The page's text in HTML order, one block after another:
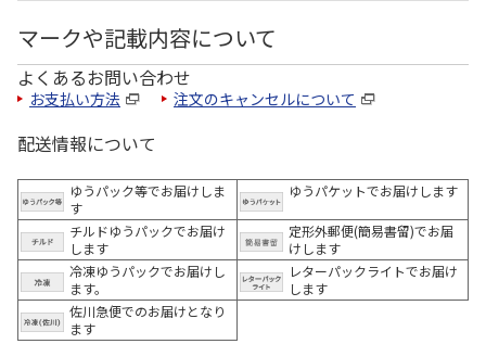
マークや記載内容について
よくあるお問い合わせ
お支払い方法 注文のキャンセルについて
配送情報について
ゆうパック等でお届けしま
す
ゆうパケットでお届けします
チルドゆうパックでお届け
します
定形外郵便(簡易書留)でお届
けします
冷凍ゆうパックでお届けし
ます。
レターパックライトでお届け
します
佐川急便でのお届けとなり
ます